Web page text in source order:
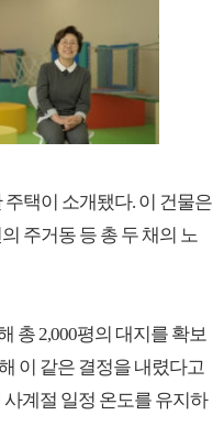
택이 소개됐다. 이 건물은
주거동 등 총 두 채의 노
총 2,000평의 대지를 확보
이 같은 결정을 내렸다고
계절 일정 온도를 유지하